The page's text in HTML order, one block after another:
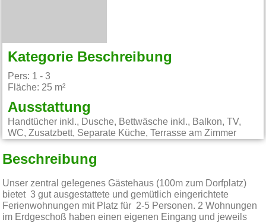
Kategorie Beschreibung
Pers: 1 - 3
Fläche: 25 m²
Ausstattung
Handtücher inkl., Dusche, Bettwäsche inkl., Balkon, TV,
WC, Zusatzbett, Separate Küche, Terrasse am Zimmer
Beschreibung
Unser zentral ge!egenes Gästehaus (100m zum Dorfplatz)
bietet 3 gut ausgestattete und gemütlich eingerichtete
Ferienwohnungen mit Platz für 2-5 Personen. 2 Wohnungen
im Erdgeschoß haben einen eigenen Eingang und jeweils